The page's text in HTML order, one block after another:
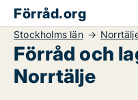
Förråd.org
Stockholms län
Förråd och
Norrtälje